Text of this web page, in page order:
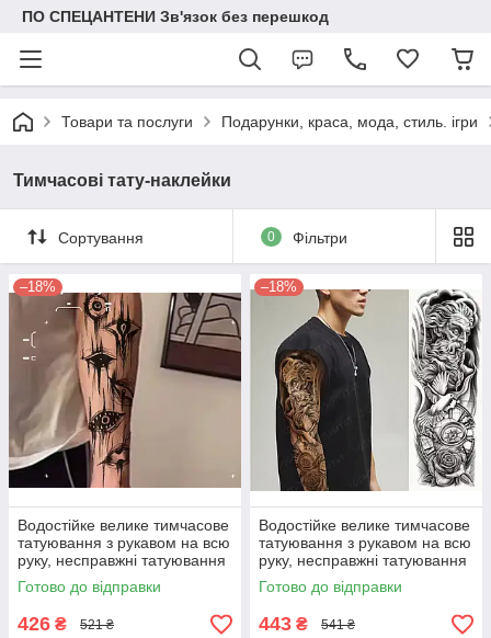
ПО СПЕЦАНТЕНИ Зв'язок без перешкод
Товари та послуги Подарунки, краса, мода, стиль. ігри
Тимчасові тату-наклейки
Сортування 0 Фільтри
–18%
Водостійке велике тимчасове
татуювання з рукавом на всю
руку, несправжні татуювання
для жінок та чоловіків
(831999)
Готово до відправки
426 ₴ 521 ₴
–18%
Водостійке велике тимчасове
татуювання з рукавом на всю
руку, несправжні татуювання
для жінок та чоловіків
(831996)
Готово до відправки
443 ₴ 541 ₴